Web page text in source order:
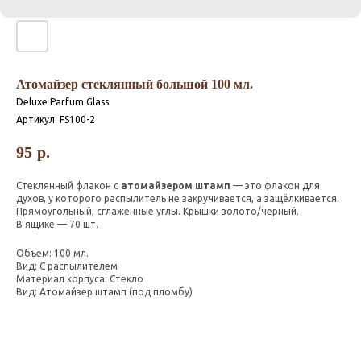
Атомайзер стеклянный большой 100 мл.
Deluxe Parfum Glass
Артикул: FS100-2
95 р.
Стеклянный флакон с атомайзером штамп — это флакон для
духов, у которого распылитель не закручивается, а защёлкивается.
Прямоугольный, сглаженные углы. Крышки золото/черный.
В ящике — 70 шт.
Объем: 100 мл.
Вид: С распылителем
Материал корпуса: Стекло
Вид: Атомайзер штамп (под пломбу)